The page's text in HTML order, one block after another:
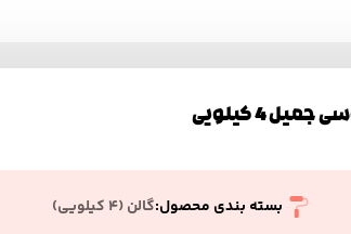
4 کیلویی
بسته بندی محصول:گالن (۴ کیلویی)